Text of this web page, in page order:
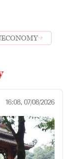
16:08, 07/08/2026